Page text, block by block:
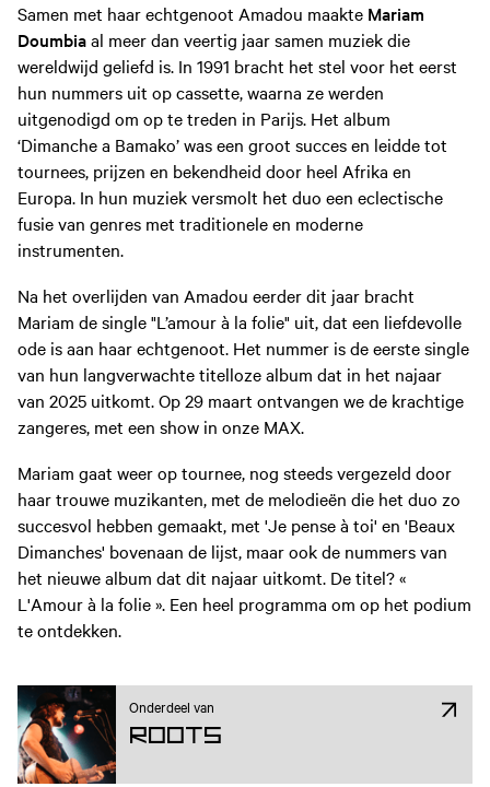
Samen met haar echtgenoot Amadou maakte Mariam
Doumbiaal meer dan veertig jaar samen muziek die
wereldwijd geliefd is. In 1991 bracht het stel voor het eerst
hun nummers uit op cassette, waarna ze werden
uitgenodigd om op te treden in Parijs. Het album
‘Dimanche a Bamako’ was een groot succes en leidde tot
tournees, prijzen en bekendheid door heel Afrika en
Europa. In hun muziek versmolt het duo een eclectische
fusie van genres met traditionele en moderne
instrumenten.
Na het overlijden van Amadou eerder dit jaar bracht
Mariam de single "L’amour à la folie" uit, dat een liefdevolle
ode is aan haar echtgenoot. Het nummer is de eerste single
van hun langverwachte titelloze album dat in het najaar
van 2025 uitkomt. Op 29 maart ontvangen we de krachtige
zangeres, met een show in onze MAX.
Mariam gaat weer op tournee, nog steeds vergezeld door
haar trouwe muzikanten, met de melodieën die het duo zo
succesvol hebben gemaakt, met 'Je pense à toi' en 'Beaux
Dimanches' bovenaan de lijst, maar ook de nummers van
het nieuwe album dat dit najaar uitkomt. De titel? «
L'Amour à la folie ». Een heel programma om op het podium
te ontdekken.
Onderdeel van
ROOTS